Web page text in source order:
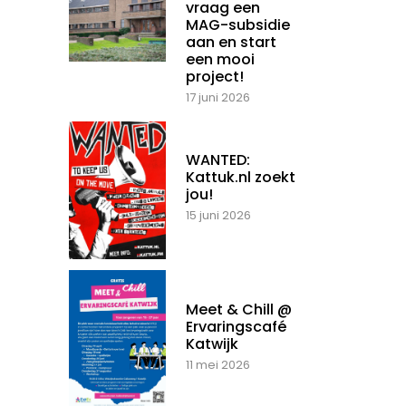
vraag een
MAG-subsidie
aan en start
een mooi
project!
17 juni 2026
WANTED:
Kattuk.nl zoekt
jou!
15 juni 2026
Meet & Chill @
Ervaringscafé
Katwijk
11 mei 2026